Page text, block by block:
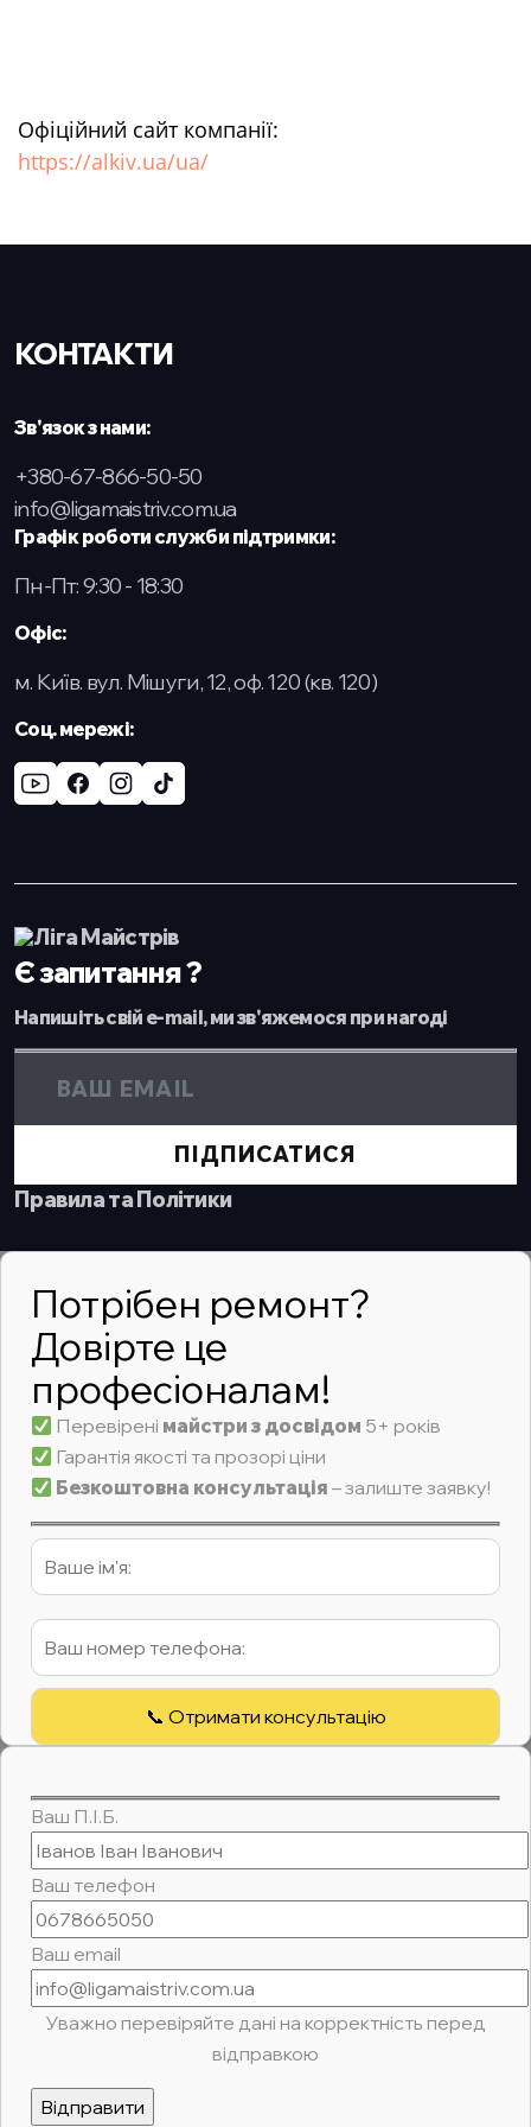
Офіційний сайт компанії:
https://alkiv.ua/ua/
КОНТАКТИ
Зв'язок з нами:
+380-67-866-50-50
info@ligamaistriv.com.ua
Графік роботи служби підтримки:
Пн-Пт: 9:30 - 18:30
Офіс:
м. Київ. вул. Мішуги, 12, оф. 120 (кв. 120)
Cоц. мережі:
Є запитання ?
Напишіть свій e-mail, ми зв'яжемося при нагоді
ПІДПИСАТИСЯ
Правила та Політики
Потрібен ремонт?
Довірте це
професіоналам!
Перевірені майстри з досвідом 5+ років
Гарантія якості та прозорі ціни
Безкоштовна консультація – залиште заявку!
Ваш П.І.Б.
Ваш телефон
Ваш email
Уважно перевіряйте дані на корректність перед
відправкою